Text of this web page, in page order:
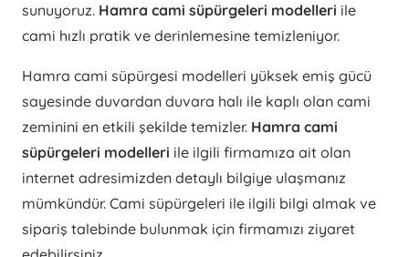
sunuyoruz. Hamra cami süpürgeleri modelleri ile
cami hızlı pratik ve derinlemesine temizleniyor.
Hamra cami süpürgesi modelleri yüksek emiş gücü
sayesinde duvardan duvara halı ile kaplı olan cami
zeminini en etkili şekilde temizler. Hamra cami
süpürgeleri modelleri ile ilgili firmamıza ait olan
internet adresimizden detaylı bilgiye ulaşmanız
mümkündür. Cami süpürgeleri ile ilgili bilgi almak ve
sipariş talebinde bulunmak için firmamızı ziyaret